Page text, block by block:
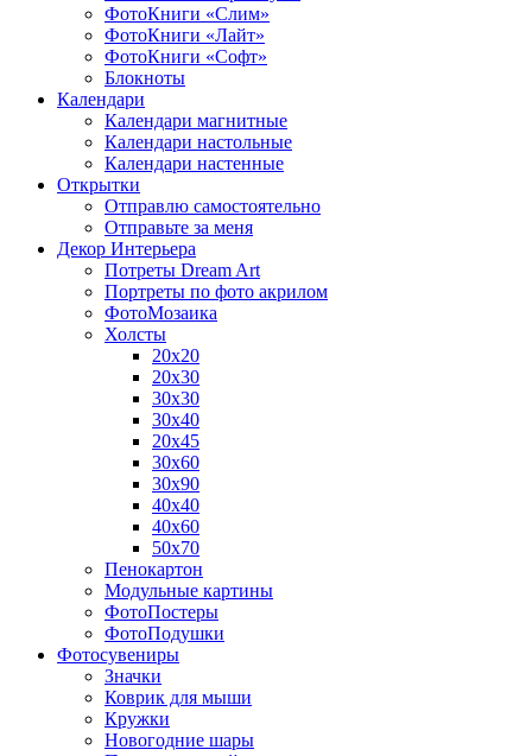
ФотоКниги «Слим»
ФотоКниги «Лайт»
ФотоКниги «Софт»
Блокноты
Календари
Календари магнитные
Календари настольные
Календари настенные
Открытки
Отправлю самостоятельно
Отправьте за меня
Декор Интерьера
Потреты Dream Art
Портреты по фото акрилом
ФотоМозаика
Холсты
20х20
20х30
30х30
30х40
20х45
30х60
30х90
40х40
40х60
50х70
Пенокартон
Модульные картины
ФотоПостеры
ФотоПодушки
Фотоcувениры
Значки
Коврик для мыши
Кружки
Новогодние шары